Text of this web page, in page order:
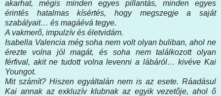
akarhat, mégis minden egyes pillantás, minden egyes
érintés hatalmas kísértés, hogy megszegje a saját
szabályait… és magáévá tegye.
A vakmerő, impulzív és életvidám.
Isabella Valencia még soha nem volt olyan buliban, ahol ne
érezte volna jól magát, és soha nem találkozott olyan
férfival, akit ne tudott volna levenni a lábáról… kivéve Kai
Youngot.
Mit számít? Hiszen egyáltalán nem is az esete. Ráadásul
Kai annak az exkluzív klubnak az egyik vezetője, ahol ő